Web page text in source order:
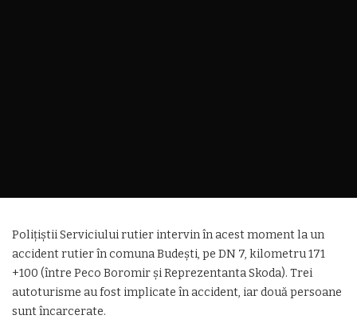
Polițiștii Serviciului rutier intervin în acest moment la un
accident rutier în comuna Budești, pe DN 7, kilometru 171
+100 (între Peco Boromir și Reprezentanta Skoda). Trei
autoturisme au fost implicate în accident, iar două persoane
sunt încarcerate.